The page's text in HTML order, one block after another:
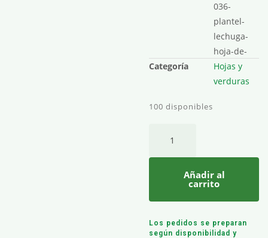
036-
plantel-
lechuga-
hoja-de-
Categoría
Hojas y
verduras
100 disponibles
Añadir al
carrito
Los pedidos se preparan
según disponibilidad y